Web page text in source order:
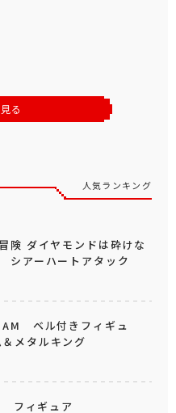
る
人気ランキング
険 ダイヤモンドは砕けな
アーハートアタック
ベル付きフィギュ
メタルキング
ィギュア